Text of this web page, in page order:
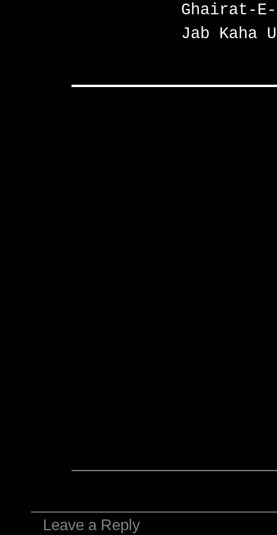
Ghairat-
Jab Kaha
Leave a Reply